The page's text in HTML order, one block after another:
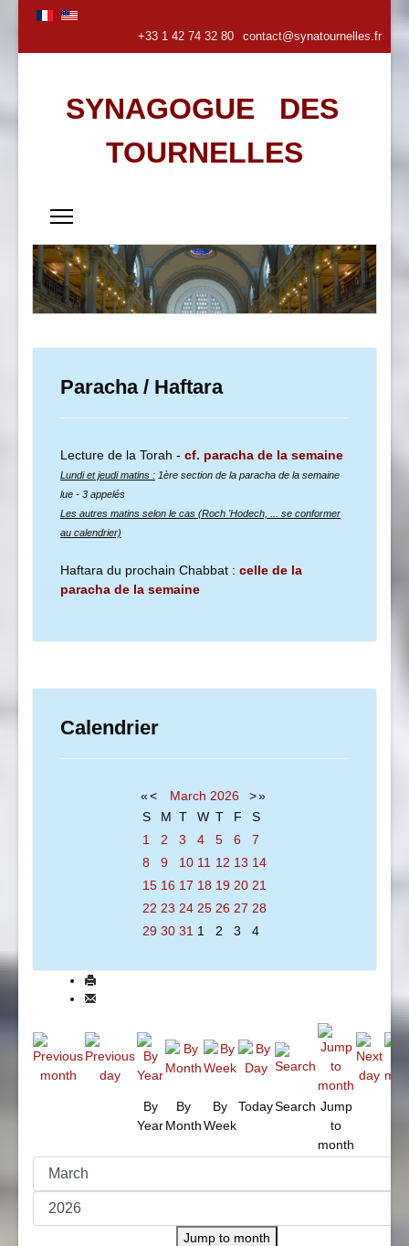
+33 1 42 74 32 80 contact@synatournelles.fr
SYNAGOGUE DES
TOURNELLES
Paracha / Haftara
Lecture de la Torah - cf. paracha de la semaine
Lundi et jeudi matins : 1ère section de la paracha de la semaine
lue - 3 appelés
Les autres matins selon le cas (Roch 'Hodech, ... se conformer
au calendrier)
Haftara du prochain Chabbat : celle de la
paracha de la semaine
Calendrier
«< March 2026 >»
S
M T W T F
S
1
2 3 4 5 6
7
8
9 10 11 12 13 14
15 16 17 18 19 20 21
22 23 24 25 26 27 28
29 30 31 1 2 3 4
By
Year
By
Month
By
Week
TodaySearch Jump
to
month
Jump to month